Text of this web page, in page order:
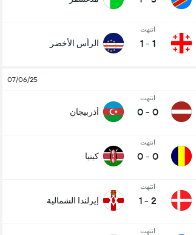
انتهت
1
-
1 الرأس الأخضر
07/06/25
انتهت
0
-
0 أذربيجان
انتهت
0
-
0 كينيا
انتهت
2
-
1 إيرلندا الشمالية
انتهت